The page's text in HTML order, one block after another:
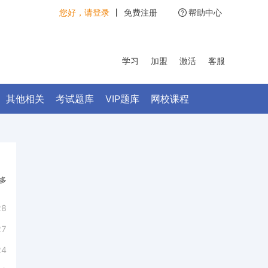
您好，请登录 丨 免费注册 帮助中心
学习 加盟 激活 客服
其他相关 考试题库 VIP题库 网校课程